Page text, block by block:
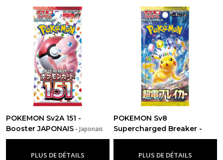
POKEMON Sv2A 151 -
Booster JAPONAIS - Japonais
PLUS DE DÉTAILS
POKEMON Sv8
Supercharged Breaker -
Booster JAPONAIS-Japonais
PLUS DE DÉTAILS